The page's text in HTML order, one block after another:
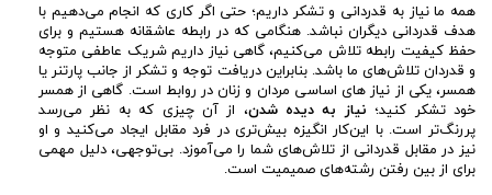
همه ما نیاز به قدردانی و تشکر داریم؛ حتی اگر کاری که انجام می‌دهیم با
هدف قدردانی دیگران نباشد. هنگامی که در رابطه عاشقانه هستیم و برای
حفظ کیفیت رابطه تلاش می‌کنیم، گاهی نیاز داریم شریک عاطفی متوجه
و قدر‌دان تلاش‌های ما باشد. بنابراین دریافت توجه و تشکر از جانب پارتنر یا
همسر، یکی از نیاز های اساسی مردان و زنان در روابط است. گاهی از همسر
خود تشکر کنید؛ نیاز به دیده شدن، از آن چیزی که به نظر می‌رسد
پررنگ‌تر است. با این‌کار انگیزه بیش‌تری در فرد مقابل ایجاد می‌کنید و او
نیز در مقابل قدردانی از تلاش‌های شما را می‌آموزد. بی‌توجهی، دلیل مهمی
برای از بین رفتن رشته‌های صمیمیت است.